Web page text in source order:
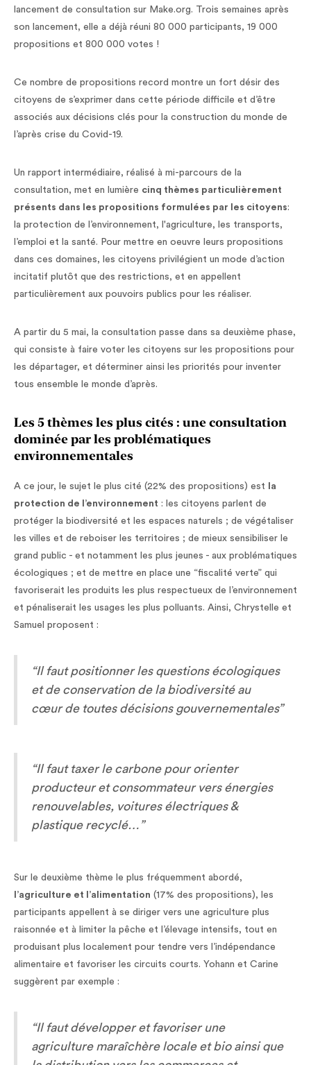
lancement de consultation sur Make.org. Trois semaines après
son lancement, elle a déjà réuni 80 000 participants, 19 000
propositions et 800 000 votes !
Ce nombre de propositions record montre un fort désir des
citoyens de s’exprimer dans cette période difficile et d’être
associés aux décisions clés pour la construction du monde de
l’après crise du Covid-19.
Un rapport intermédiaire, réalisé à mi-parcours de la
consultation, met en lumière cinq thèmes particulièrement
présents dans les propositions formulées par les citoyens:
la protection de l’environnement, l'agriculture, les transports,
l’emploi et la santé. Pour mettre en oeuvre leurs propositions
dans ces domaines, les citoyens privilégient un mode d’action
incitatif plutôt que des restrictions, et en appellent
particulièrement aux pouvoirs publics pour les réaliser.
A partir du 5 mai, la consultation passe dans sa deuxième phase,
qui consiste à faire voter les citoyens sur les propositions pour
les départager, et déterminer ainsi les priorités pour inventer
tous ensemble le monde d’après.
Les 5 thèmes les plus cités : une consultation
dominée par les problématiques
environnementales
A ce jour, le sujet le plus cité (22% des propositions) est
la
protection de l’environnement : les citoyens parlent de
protéger la biodiversité et les espaces naturels ; de végétaliser
les villes et de reboiser les territoires ; de mieux sensibiliser le
grand public - et notamment les plus jeunes - aux problématiques
écologiques ; et de mettre en place une “fiscalité verte” qui
favoriserait les produits les plus respectueux de l’environnement
et pénaliserait les usages les plus polluants. Ainsi, Chrystelle et
Samuel proposent :
“Il faut positionner les questions écologiques
et de conservation de la biodiversité au
cœur de toutes décisions gouvernementales”
“Il faut taxer le carbone pour orienter
producteur et consommateur vers énergies
renouvelables, voitures électriques &
plastique recyclé…”
Sur le deuxième thème le plus fréquemment abordé,
l’agriculture et l’alimentation (17% des propositions), les
participants appellent à se diriger vers une agriculture plus
raisonnée et à limiter la pêche et l’élevage intensifs, tout en
produisant plus localement pour tendre vers l’indépendance
alimentaire et favoriser les circuits courts. Yohann et Carine
suggèrent par exemple :
“Il faut développer et favoriser une
agriculture maraîchère locale et bio ainsi que